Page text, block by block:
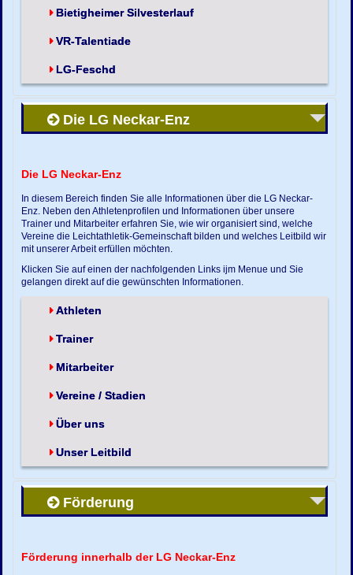
Bietigheimer Silvesterlauf
VR-Talentiade
LG-Feschd
Die LG Neckar-Enz
Die LG Neckar-Enz
In diesem Bereich finden Sie alle Informationen über die LG Neckar-
Enz. Neben den Athletenprofilen und Informationen über unsere
Trainer und Mitarbeiter erfahren Sie, wie wir organisiert sind, welche
Vereine die Leichtathletik-Gemeinschaft bilden und welches Leitbild wir
mit unserer Arbeit erfüllen möchten.
Klicken Sie auf einen der nachfolgenden Links ijm Menue und Sie
gelangen direkt auf die gewünschten Informationen.
Athleten
Trainer
Mitarbeiter
Vereine / Stadien
Über uns
Unser Leitbild
Förderung
Förderung innerhalb der LG Neckar-Enz